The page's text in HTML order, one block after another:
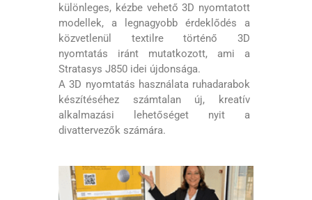
különleges, kézbe vehető 3D nyomtatott
modellek, a legnagyobb érdeklődés a
közvetlenül textilre történő 3D
nyomtatás iránt mutatkozott, ami a
Stratasys J850 idei újdonsága.
A 3D nyomtatás használata ruhadarabok
készítéséhez számtalan új, kreatív
alkalmazási lehetőséget nyit a
divattervezők számára.